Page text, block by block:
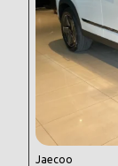
Jaecoo